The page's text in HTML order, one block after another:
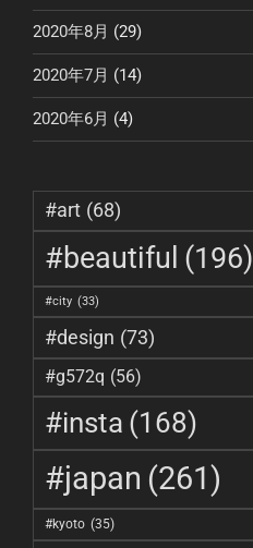
2020年8月 (29)
2020年7月 (14)
2020年6月 (4)
#art (68)
#beautiful (196)
#city (33)
#design (73)
#g572q (56)
#insta (168)
#japan (261)
#kyoto (35)